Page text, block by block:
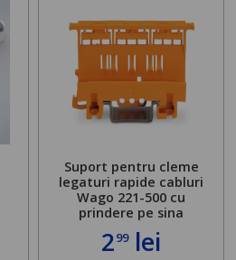
Suport pentru cleme
legaturi rapide cabluri
Wago 221-500 cu
prindere pe sina
299lei